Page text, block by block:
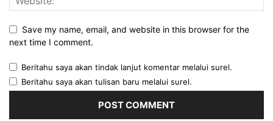
Save my name, email, and website in this browser for the
next time I comment.
Beritahu saya akan tindak lanjut komentar melalui surel.
Beritahu saya akan tulisan baru melalui surel.